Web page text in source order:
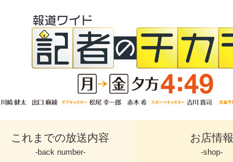
これまでの放送内容
-back number-
お店情報
-shop-